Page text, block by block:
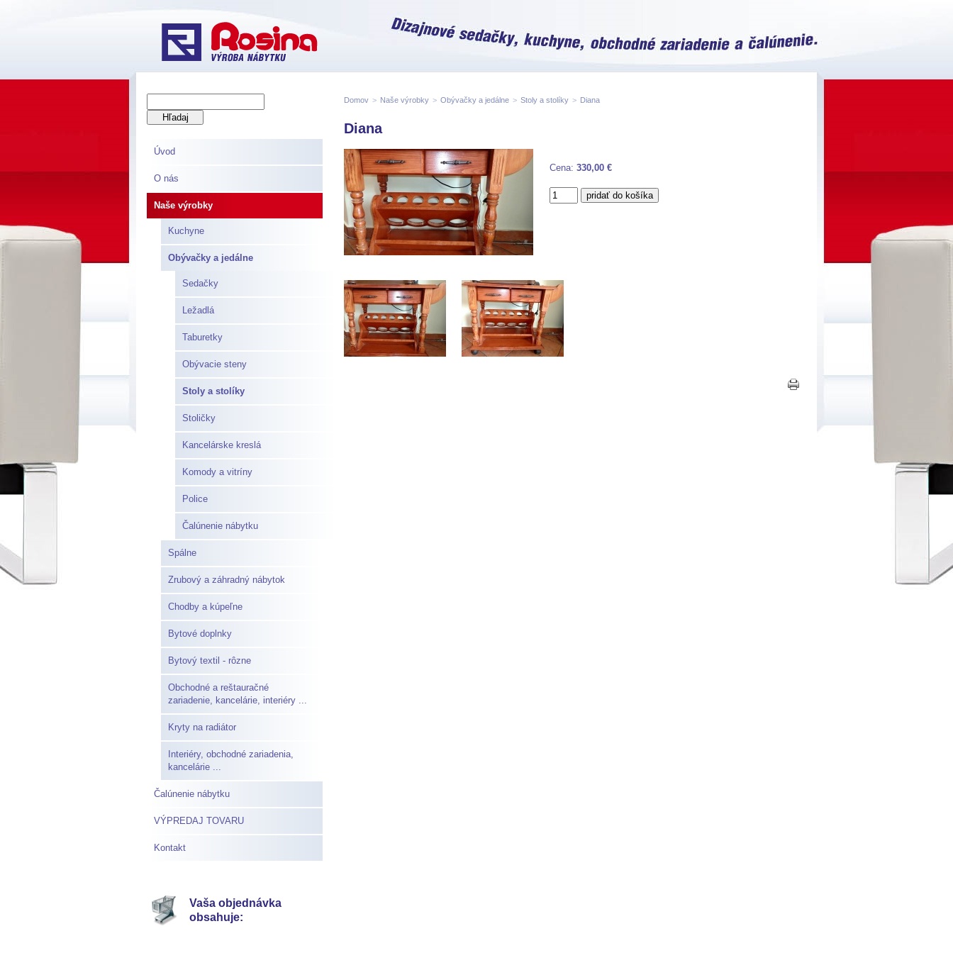
Úvod
O nás
Naše výrobky
Kuchyne
Obývačky a jedálne
Sedačky
Ležadlá
Taburetky
Obývacie steny
Stoly a stolíky
Stoličky
Kancelárske kreslá
Komody a vitríny
Police
Čalúnenie nábytku
Spálne
Zrubový a záhradný nábytok
Chodby a kúpeľne
Bytové doplnky
Bytový textil - rôzne
Obchodné a reštauračné
zariadenie, kancelárie, interiéry ...
Kryty na radiátor
Interiéry, obchodné zariadenia,
kancelárie ...
Čalúnenie nábytku
VÝPREDAJ TOVARU
Kontakt
Vaša objednávka
obsahuje:
Domov > Naše výrobky > Obývačky a jedálne > Stoly a stolíky > Diana
Diana
Cena: 330,00 €